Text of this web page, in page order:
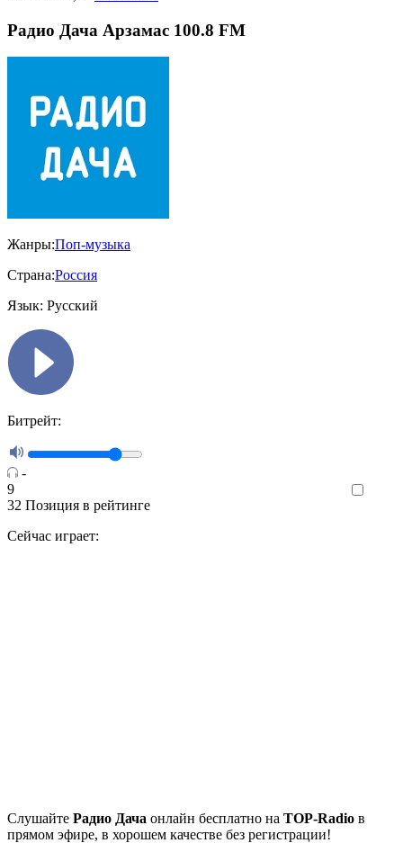
Радио Дача Арзамас 100.8 FM
Жанры:Поп-музыка
Страна:Россия
Язык: Русский
Битрейт:
-
9
32 Позиция в рейтинге
Сейчас играет:
Cлушайте Радио Дача онлайн бесплатно на TOP-Radio в
прямом эфире, в хорошем качестве без регистрации!